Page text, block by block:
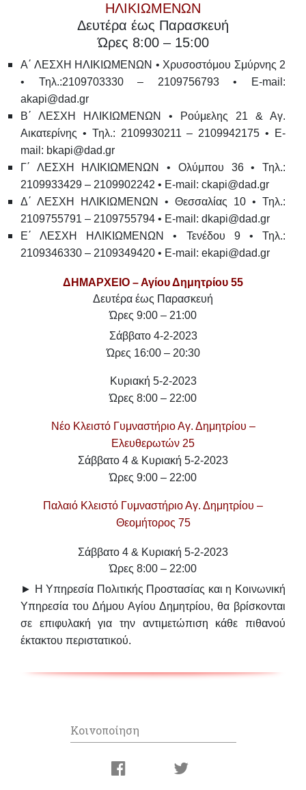
ΗΛΙΚΙΩΜΕΝΩΝ
Δευτέρα έως Παρασκευή
Ώρες 8:00 – 15:00
Α΄ ΛΕΣΧΗ ΗΛΙΚΙΩΜΕΝΩΝ • Χρυσοστόμου Σμύρνης 2
• Τηλ.:2109703330 – 2109756793 • E-mail:
akapi@dad.gr
Β΄ ΛΕΣΧΗ ΗΛΙΚΙΩΜΕΝΩΝ •
Ρούμελης 21 & Αγ.
Αικατερίνης • Τηλ.: 2109930211 – 2109942175 • E-
mail: bkapi@dad.gr
Γ΄ ΛΕΣΧΗ ΗΛΙΚΙΩΜΕΝΩΝ • Ολύμπου 36 • Τηλ.:
2109933429 – 2109902242 • E-mail: ckapi@dad.gr
Δ΄ ΛΕΣΧΗ ΗΛΙΚΙΩΜΕΝΩΝ • Θεσσαλίας 10 • Τηλ.:
2109755791 – 2109755794 • E-mail: dkapi@dad.gr
Ε΄ ΛΕΣΧΗ ΗΛΙΚΙΩΜΕΝΩΝ • Τενέδου 9 • Τηλ.:
2109346330 – 2109349420 • E-mail: ekapi@dad.gr
ΔΗΜΑΡΧΕΙΟ – Αγίου Δημητρίου 55
Δευτέρα έως Παρασκευή
Ώρες 9:00 – 21:00
Σάββατο 4-2-2023
Ώρες 16:00 – 20:30
Κυριακή 5-2-2023
Ώρες 8:00 – 22:00
Νέο Κλειστό Γυμναστήριο Αγ. Δημητρίου –
Ελευθερωτών 25
Σάββατο 4 & Κυριακή 5-2-2023
Ώρες 9:00 – 22:00
Παλαιό Κλειστό Γυμναστήριο Αγ. Δημητρίου –
Θεομήτορος 75
Σάββατο 4 & Κυριακή 5-2-2023
Ώρες 8:00 – 22:00
► Η Υπηρεσία Πολιτικής Προστασίας και η Κοινωνική
Υπηρεσία του Δήμου Αγίου Δημητρίου, θα βρίσκονται
σε επιφυλακή για την αντιμετώπιση κάθε πιθανού
έκτακτου περιστατικού.
Κοινοποίηση